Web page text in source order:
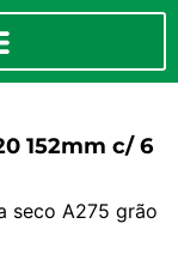
152mm c/ 6
seco A275 grão